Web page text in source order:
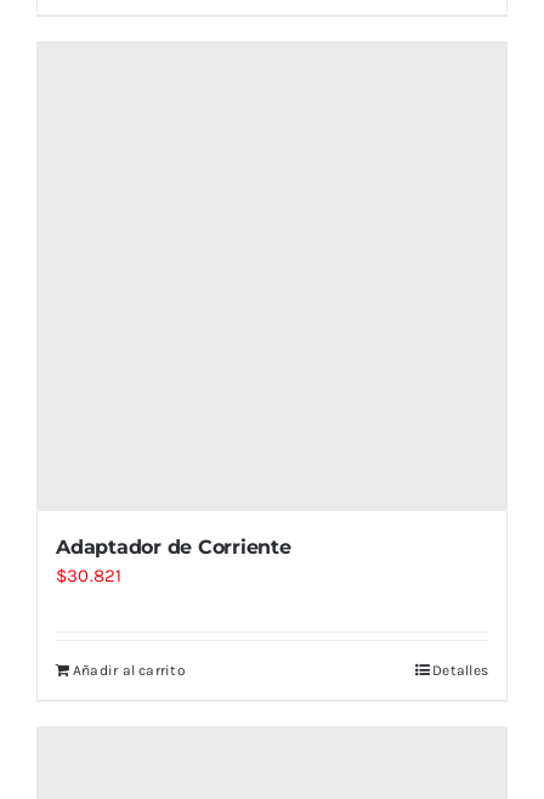
Adaptador de Corriente
$30.821
Añadir al carrito Detalles